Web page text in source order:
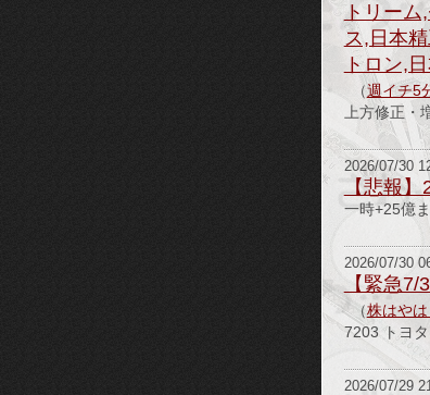
トリーム
ス,日本
トロン,
（週イチ5
上方修正
2026/07/30
【悲報
一時+25億
2026/07/30
【緊急
（株はや
7203 トヨ
2026/07/29